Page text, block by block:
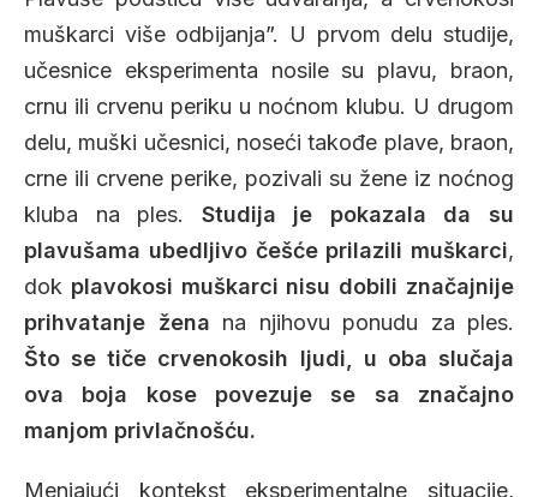
muškarci više odbijanja”. U prvom delu studije,
učesnice eksperimenta nosile su plavu, braon,
crnu ili crvenu periku u noćnom klubu. U drugom
delu, muški učesnici, noseći takođe plave, braon,
crne ili crvene perike, pozivali su žene iz noćnog
kluba na ples. Studija je pokazala da su
plavušama ubedljivo češće prilazili muškarci,
dok plavokosi muškarci nisu dobili značajnije
prihvatanje žena na njihovu ponudu za ples.
Što se tiče crvenokosih ljudi, u oba slučaja
ova boja kose povezuje se sa značajno
manjom privlačnošću.
Menjajući kontekst eksperimentalne situacije,